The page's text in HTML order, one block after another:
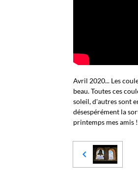
Avril 2020... Les
beau. Toutes ces
soleil, d'autres sont
désespérément la
printemps mes amis